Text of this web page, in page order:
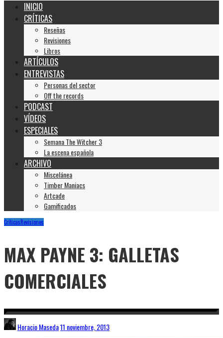
INICIO
CRÍTICAS
Reseñas
Revisiones
Libros
ARTÍCULOS
ENTREVISTAS
Personas del sector
Off the records
PODCAST
VÍDEOS
ESPECIALES
Semana The Witcher 3
La escena española
ARCHIVO
Miscelánea
Timber Maniacs
Artcade
Gamificados
CríticasRevisiones
MAX PAYNE 3: GALLETAS
COMERCIALES
Horacio Maseda11 noviembre, 2013